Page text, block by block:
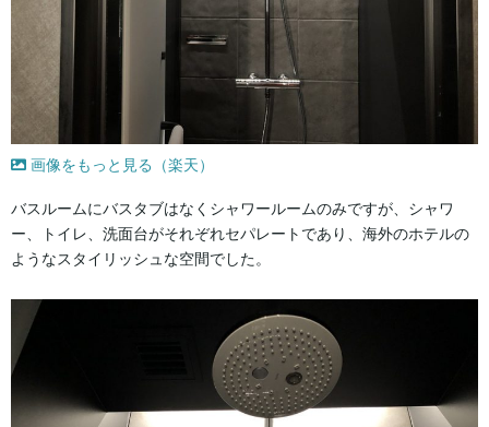
画像をもっと見る（楽天）
バスルームにバスタブはなくシャワールームのみですが、シャワ
ー、トイレ、洗面台がそれぞれセパレートであり、海外のホテルの
ようなスタイリッシュな空間でした。